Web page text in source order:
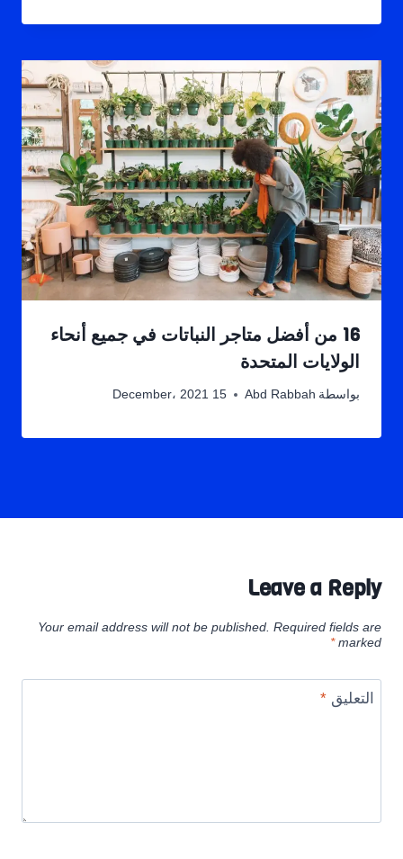
16 من أفضل متاجر النباتات في جميع أنحاء
الولايات المتحدة
بواسطة Abd Rabbah 15 December، 2021
Leave a Reply
Your email address will not be published. Required fields are
marked
*
التعليق*